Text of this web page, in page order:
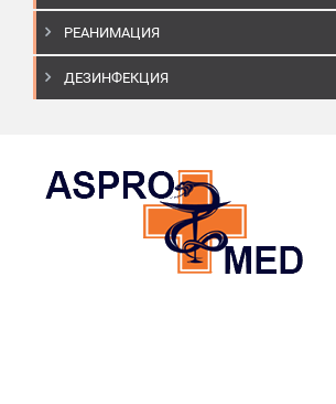
РЕАНИМАЦИЯ
ДЕЗИНФЕКЦИЯ